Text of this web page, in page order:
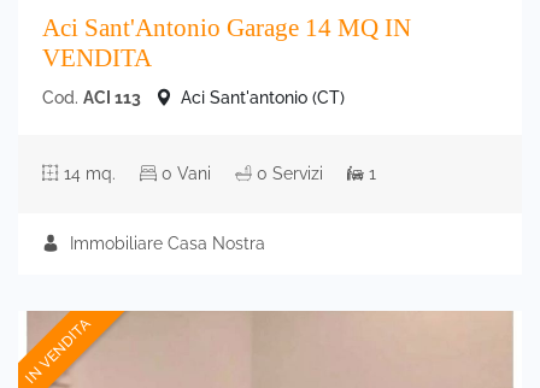
Aci Sant'Antonio Garage 14 MQ IN
VENDITA
Cod. ACI 113 Aci Sant'antonio (CT)
14 mq. 0 Vani 0 Servizi 1
Immobiliare Casa Nostra
IN VENDITA